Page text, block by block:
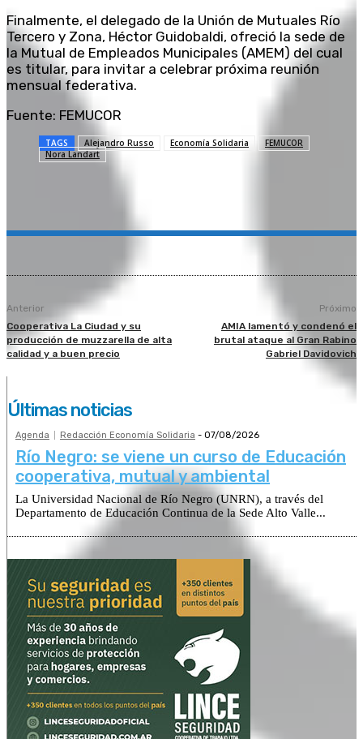
Finalmente, el delegado de la Unión de Mutuales Río
Tercero y Zona, Héctor Guidobaldi, ofreció la sede de
la Mutual de Empleados Municipales (AMEM) del cual
es titular, para invitar a celebrar próxima reunión
mensual federativa.
Fuente: FEMUCOR
TAGS Alejandro Russo Economía Solidaria
FEMUCOR
Nora Landart
Anterior
Cooperativa La Ciudad y su
producción de muzzarella de alta
calidad y a buen precio
Próximo
AMIA lamentó y condenó el
brutal ataque al Gran Rabino
Gabriel Davidovich
Últimas noticias
Agenda Redacción Economía Solidaria - 07/08/2026
Río Negro: se viene un curso de Educación
cooperativa, mutual y ambiental
La Universidad Nacional de Río Negro (UNRN), a través del
Departamento de Educación Continua de la Sede Alto Valle...